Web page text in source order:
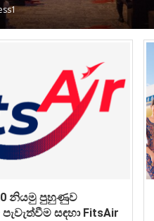
නියමු පුහුණුව
සඳහා FitsAir